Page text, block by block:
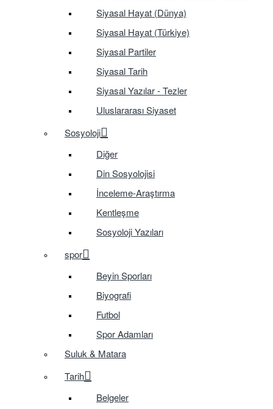
Siyasal Hayat (Dünya)
Siyasal Hayat (Türkiye)
Siyasal Partiler
Siyasal Tarih
Siyasal Yazılar - Tezler
Uluslararası Siyaset
Sosyoloji
Diğer
Din Sosyolojisi
İnceleme-Araştırma
Kentleşme
Sosyoloji Yazıları
spor
Beyin Sporları
Biyografi
Futbol
Spor Adamları
Suluk & Matara
Tarih
Belgeler